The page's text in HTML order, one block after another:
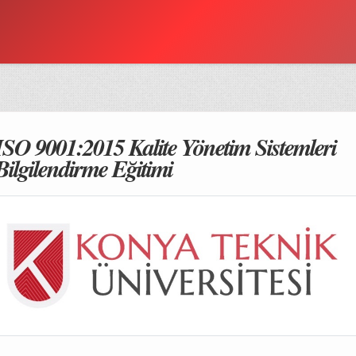
9001:2015 Kalite Yönetim Sistemleri
Eğitimi